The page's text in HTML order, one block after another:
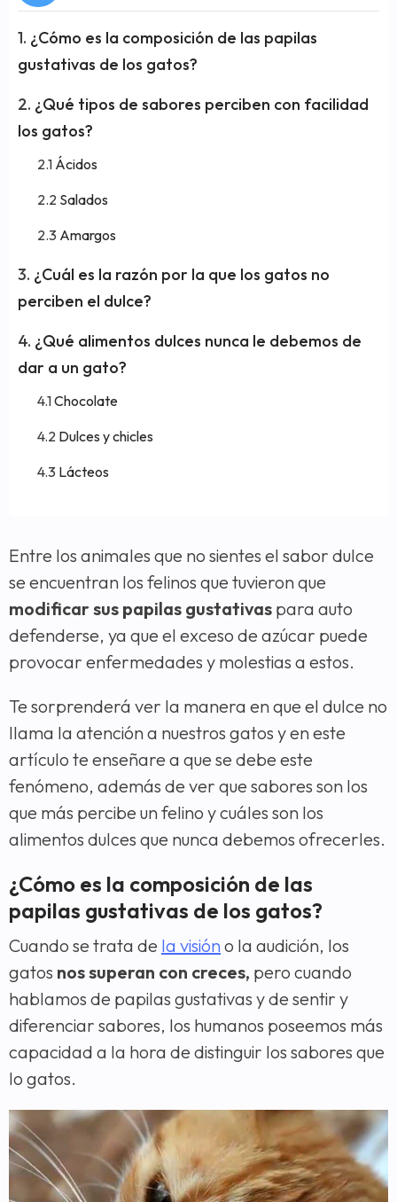
¿Cómo es la composición de las papilas
gustativas de los gatos?
¿Qué tipos de sabores perciben con facilidad
los gatos?
Ácidos
Salados
Amargos
¿Cuál es la razón por la que los gatos no
perciben el dulce?
¿Qué alimentos dulces nunca le debemos de
dar a un gato?
Chocolate
Dulces y chicles
Lácteos
Entre los animales que no sientes el sabor dulce
se encuentran los felinos que tuvieron que
modificar sus papilas gustativas para auto
defenderse, ya que el exceso de azúcar puede
provocar enfermedades y molestias a estos.
Te sorprenderá ver la manera en que el dulce no
llama la atención a nuestros gatos y en este
artículo te enseñare a que se debe este
fenómeno, además de ver que sabores son los
que más percibe un felino y cuáles son los
alimentos dulces que nunca debemos ofrecerles.
¿Cómo es la composición de las
papilas gustativas de los gatos?
Cuando se trata de la visión o la audición, los
gatos nos superan con creces, pero cuando
hablamos de papilas gustativas y de sentir y
diferenciar sabores, los humanos poseemos más
capacidad a la hora de distinguir los sabores que
lo gatos.